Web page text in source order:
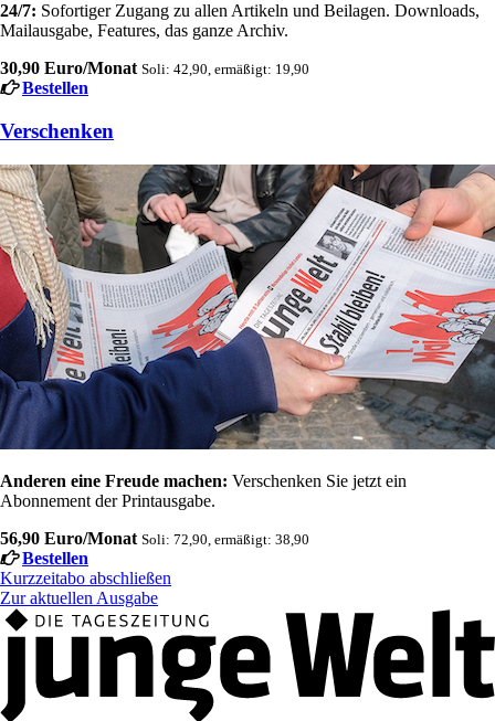
24/7: Sofortiger Zugang zu allen Artikeln und Beilagen. Downloads,
Mailausgabe, Features, das ganze Archiv.
30,90 Euro/Monat Soli: 42,90, ermäßigt: 19,90
Bestellen
Verschenken
Anderen eine Freude machen: Verschenken Sie jetzt ein
Abonnement der Printausgabe.
56,90 Euro/Monat Soli: 72,90, ermäßigt: 38,90
Bestellen
Kurzzeitabo abschließen
Zur aktuellen Ausgabe